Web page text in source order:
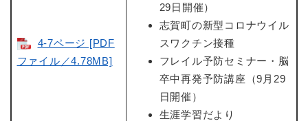
4-7ページ [PDF
ファイル／4.78MB]
29日開催）
志賀町の新型コロナウイル
スワクチン接種
フレイル予防セミナー・脳
卒中再発予防講座（9月29
日開催）
生涯学習だより